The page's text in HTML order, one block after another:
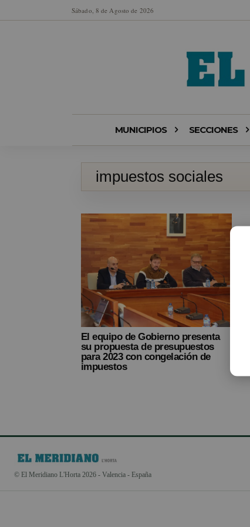
Sábado, 8 de Agosto de 2026
MUNICIPIOS SECCIONES
impuestos sociales
El equipo de Gobierno presenta
su propuesta de presupuestos
para 2023 con congelación de
impuestos
© El Meridiano L'Horta 2026 - Valencia - España